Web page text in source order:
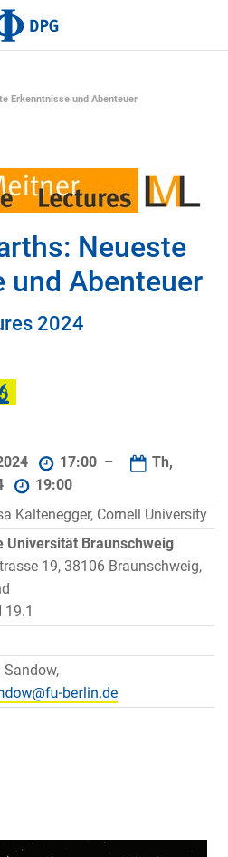
Erkenntnisse und Abenteuer
Neueste
und Abenteuer
2024
17:00 –
Th,
19:00
Kaltenegger, Cornell University
Universität Braunschweig
19, 38106 Braunschweig,
19.1
Sandow,